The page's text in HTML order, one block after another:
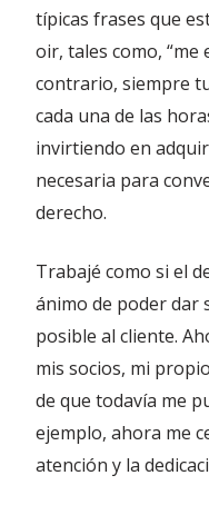
típicas frases que
oir, tales como, “me
contrario, siempre
cada una de las
invirtiendo en
necesaria para
derecho.
Trabajé como si el
ánimo de poder dar
posible al cliente.
mis socios, mi
de que todavía me
ejemplo, ahora me
atención y la